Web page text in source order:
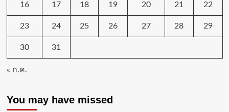
16 17 18 19 20 21 22
23 24 25 26 27 28 29
30 31
« ก.ค.
You may have missed